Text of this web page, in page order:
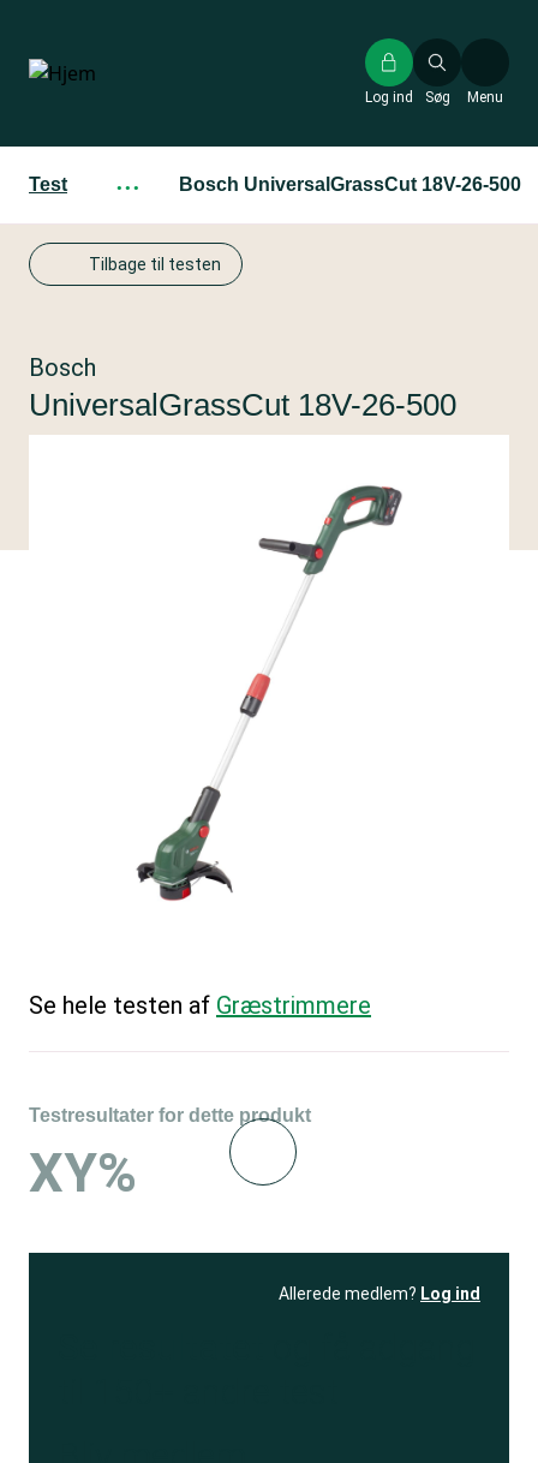
hovedindhold
Søg
Log ind Menu
Test ··· Bosch UniversalGrassCut 18V-26-500
Tilbage til testen
Bosch
UniversalGrassCut 18V-26-500
Se hele testen af Græstrimmere
Testresultater for dette produkt
XY%
Allerede medlem? Log ind